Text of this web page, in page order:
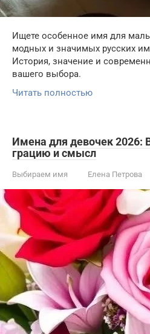
Ищете особенное имя для
модных и значимых русских
История, значение и
вашего выбора.
Читать полностью
Имена для девочек 2026:
грацию и смысл
Выбираем имя Елена Петрова